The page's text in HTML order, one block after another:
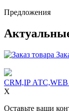
Предложения
CRM,IP АТС,WEB
X
Оставьте ваши